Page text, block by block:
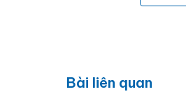
Bài liên quan